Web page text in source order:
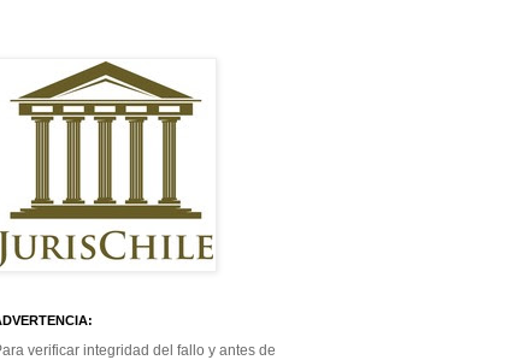
verificar integridad del fallo y antes de